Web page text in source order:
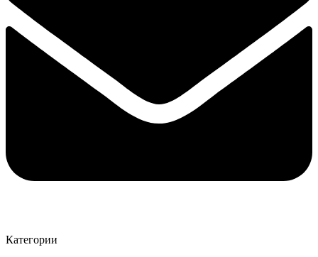
Категории